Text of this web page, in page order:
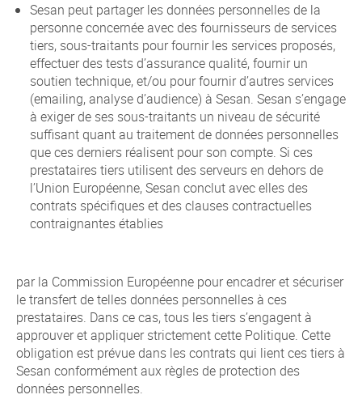
Sesan peut partager les données personnelles de la
personne concernée avec des fournisseurs de services
tiers, sous-traitants pour fournir les services proposés,
effectuer des tests d’assurance qualité, fournir un
soutien technique, et/ou pour fournir d’autres services
(emailing, analyse d’audience) à Sesan. Sesan s’engage
à exiger de ses sous-traitants un niveau de sécurité
suffisant quant au traitement de données personnelles
que ces derniers réalisent pour son compte. Si ces
prestataires tiers utilisent des serveurs en dehors de
l’Union Européenne, Sesan conclut avec elles des
contrats spécifiques et des clauses contractuelles
contraignantes établies
par la Commission Européenne pour encadrer et sécuriser
le transfert de telles données personnelles à ces
prestataires. Dans ce cas, tous les tiers s’engagent à
approuver et appliquer strictement cette Politique. Cette
obligation est prévue dans les contrats qui lient ces tiers à
Sesan conformément aux règles de protection des
données personnelles.